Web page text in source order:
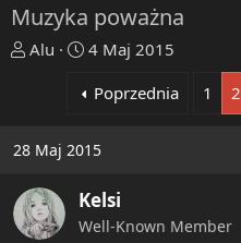
Muzyka poważna
T
a
d
s
t
a
Alu
R
o
c
ę
t
4 Maj 2015
Poprzednia
1 2
28 Maj 2015
Kelsi
Well-Known Member